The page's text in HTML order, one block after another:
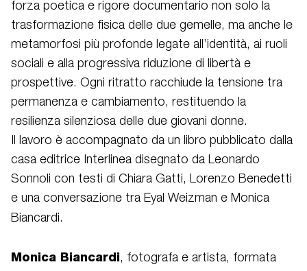
forza poetica e rigore documentario non solo la
trasformazione fisica delle due gemelle, ma anche le
metamorfosi più profonde legate all’identità, ai ruoli
sociali e alla progressiva riduzione di libertà e
prospettive. Ogni ritratto racchiude la tensione tra
permanenza e cambiamento, restituendo la
resilienza silenziosa delle due giovani donne.
Il lavoro è accompagnato da un libro pubblicato dalla
casa editrice Interlinea disegnato da Leonardo
Sonnoli con testi di Chiara Gatti, Lorenzo Benedetti
e una conversazione tra Eyal Weizman e Monica
Biancardi.
Monica Biancardi, fotografa e artista, formata